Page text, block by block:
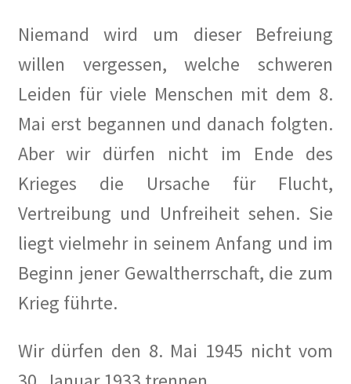
Gedenken an Silja Lésny
Mahnmal für die politisch Verfolgten auf dem Ludwig-
Barnay-Platz
Walter Hasenclever
Gedenktafeln
Grundsteinlegung
Hoffest 2023
Ihr Kunst Blog in Corona Zeiten
Impressionen
Niemand wird um dieser Befreiung
willen vergessen, welche schweren
Leiden für viele Menschen mit dem 8.
Mai erst begannen und danach folgten.
Aber wir dürfen nicht im Ende des
Krieges die Ursache für Flucht,
Vertreibung und Unfreiheit sehen. Sie
liegt vielmehr in seinem Anfang und im
Beginn jener Gewaltherrschaft, die zum
Krieg führte.
Wir dürfen den 8. Mai 1945 nicht vom